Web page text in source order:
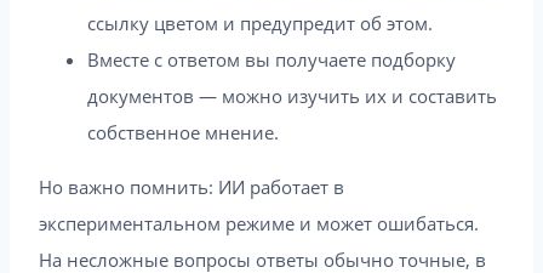
ссылку цветом и предупредит об этом.
Вместе с ответом вы получаете подборку
документов — можно изучить их и составить
собственное мнение.
Но важно помнить: ИИ работает в
экспериментальном режиме и может ошибаться.
На несложные вопросы ответы обычно точные, в